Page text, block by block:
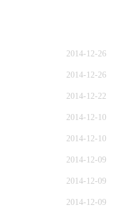
2014-12-26
2014-12-26
2014-12-22
2014-12-10
2014-12-10
2014-12-09
2014-12-09
2014-12-09